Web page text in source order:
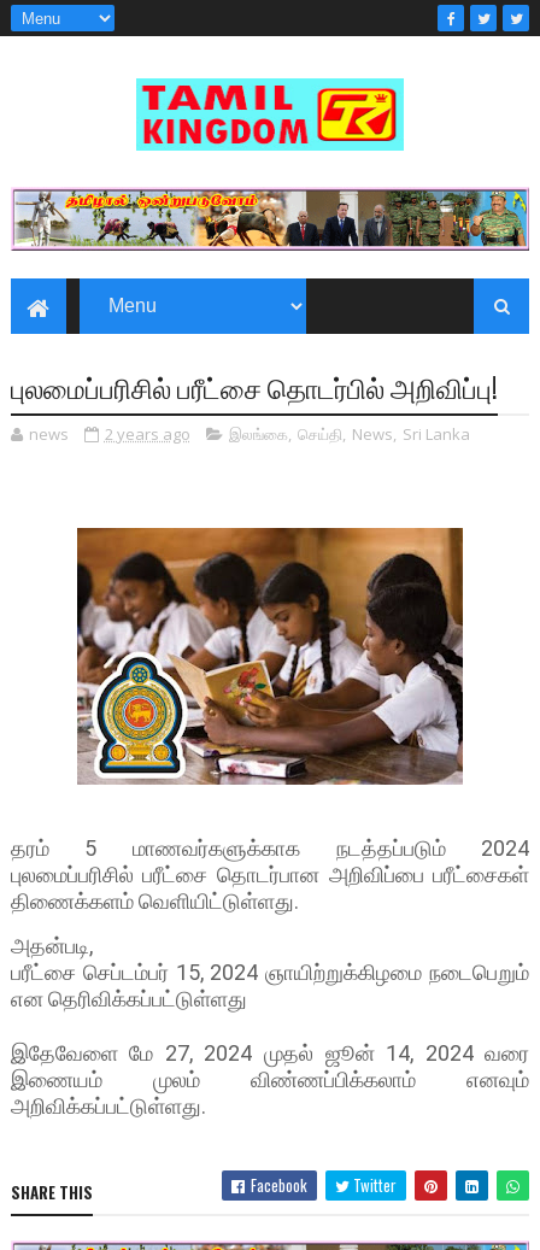
புலமைப்பரிசில் பரீட்சை தொடர்பில் அறிவிப்பு!
news 2 years ago இலங்கை, செய்தி, News, Sri Lanka
தரம் 5 மாணவர்களுக்காக நடத்தப்படும் 2024
புலமைப்பரிசில் பரீட்சை தொடர்பான அறிவிப்பை பரீட்சைகள்
திணைக்களம் வெளியிட்டுள்ளது.
அதன்படி,
பரீட்சை செப்டம்பர் 15, 2024 ஞாயிற்றுக்கிழமை நடைபெறும்
என தெரிவிக்கப்பட்டுள்ளது
இதேவேளை மே 27, 2024 முதல் ஜூன் 14, 2024 வரை
இணையம் முலம் விண்ணப்பிக்கலாம் எனவும்
அறிவிக்கப்பட்டுள்ளது.
SHARE THIS Facebook Twitter